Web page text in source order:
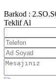
Barkod :
Teklif Al